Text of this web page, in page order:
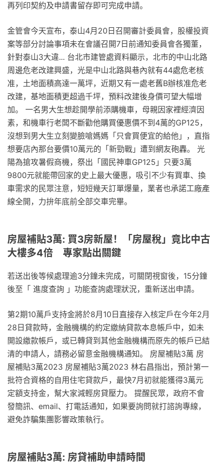
再列印契約及申請書留存即可完成申請。
金管會今天宣布，泰山4月20日召開審計委員會，股權投資
案等部分討論事項未在會議召開7日前通知委員會各獨董，
針對泰山3大違... 台北市建管處資料顯示，北市的中山北路
周邊危老改建興盛，光是中山北路與巷內就有44處危老核
准，土地面積高達一萬坪，近期又有一處老舊B辦核准危老
改建，基地面積更超過千坪，預料改建後身價可望大幅增
加。 一名男大生想趁開學前添購機車，母親因家裡經濟因
素，和機車行老闆不斷勸他購買優惠價不到4萬的GP125，
沒想到男大生立刻變臉嗆媽媽「只會買便宜的給他」，直指
想要店內那台要價10萬元的「新勁戰」遭到網友砲轟。 光
陽為搶攻暑假商機，祭出「國民神車GP125」只要3萬
9800元就能帶回家的史上最大優惠，吸引不少有買車、換
車需求的民眾注意，短短幾天訂單爆量，業者也承諾工廠產
線全開，力拚年底前全部交車完畢。
房屋補貼3萬: 買3房新屋！「房屋稅」竟比中古
大樓多4倍 專家點出關鍵
若送出後等候處理逾3分鐘未完成，可關閉視窗後，15分鐘
後至「 進度查詢 」功能查詢處理狀況，重新送出申請。
第2期10萬戶支持金將於8月10日直接存入核定戶在今年2月
28日貸款時，金融機構的約定繳納貸款本息帳戶中，如未
開設繳款帳戶，或已轉貸到其他金融機構而原先的帳戶已結
清的申請人，請務必留意金融機構通知。 房屋補貼3萬 房
屋補貼3萬2023 房屋補貼3萬2023 林右昌指出，預計第一
批符合資格的自用住宅貸款戶，最快7月初就能獲得3萬元
定額支持金，幫大家減輕房貸壓力。 提醒民眾，政府不會
發簡訊、email、打電話通知，如果要詢問就打諮詢專線，
避免詐騙集團影響政策執行。
房屋補貼3萬: 房貸補助申請時間